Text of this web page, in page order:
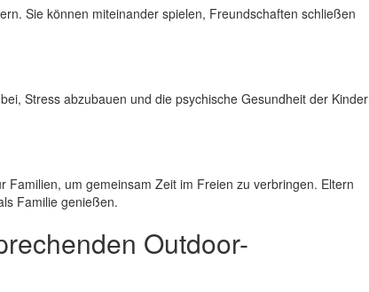
Sie können miteinander spielen, Freundschaften schließen
Stress abzubauen und die psychische Gesundheit der Kinder
um gemeinsam Zeit im Freien zu verbringen. Eltern
Familie genießen.
Outdoor-